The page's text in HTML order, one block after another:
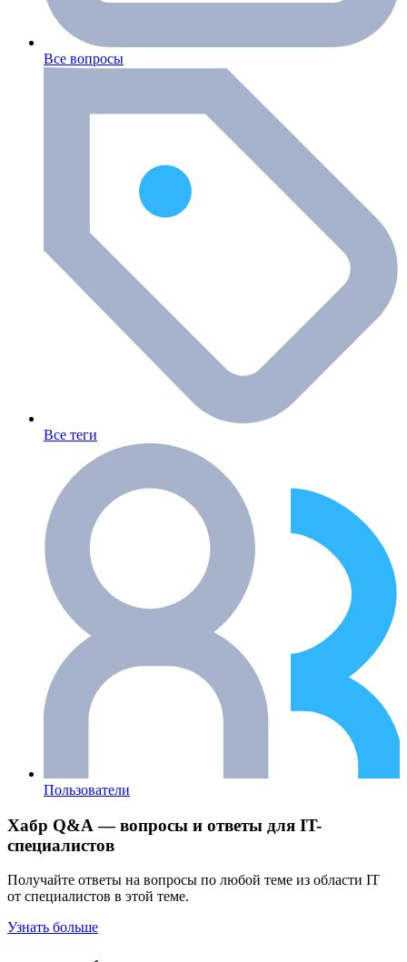
Все вопросы
Все теги
Пользователи
Хабр Q&A — вопросы и ответы для IT-
специалистов
Получайте ответы на вопросы по любой теме из области IT
от специалистов в этой теме.
Узнать больше